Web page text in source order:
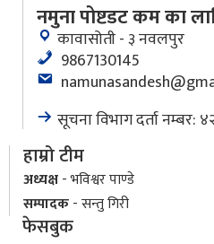
नमुना पोष्टडट कम का
कावासोती - ३ नवलपुर
9867130145
सूचना विभाग दर्ता नम्बर:
हाम्रो टीम
अध्यक्ष- भविश्वर पाण्डे
सम्पादक- सन्तु गिरी
फेसबुक